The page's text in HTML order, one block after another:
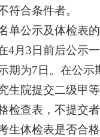
符合条件者。
单公示及体检表
4月 3 日前后公示
期为7 日。在公示
生院提交二级甲
检查表，不提交者
生体检表是否合